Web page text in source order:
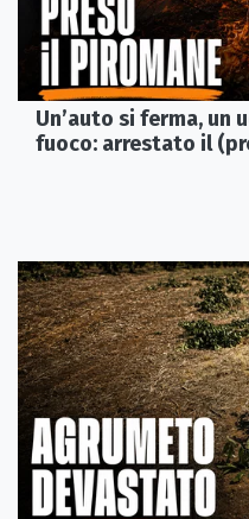
Un’auto si ferma, un
fuoco: arrestato il